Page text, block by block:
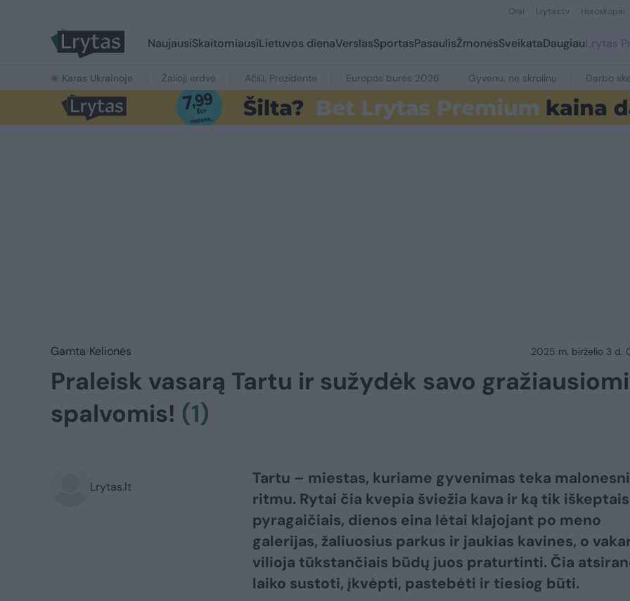
Orai Lrytas.tv Horoskopai
NaujausiSkaitomiausiLietuvos dienaVerslasSportasPasaulisŽmonėsSveikataDaugiauLrytas
Karas Ukrainoje Žalioji erdvė Ačiū, Prezidente Europos burės 2026 Gyvenu, ne skrolinu Darbo
Gamta Kelionės 2025 m. birželio 3 d.
Praleisk vasarą Tartu ir sužydėk savo
spalvomis! (1)
Lrytas.lt
Tartu – miestas, kuriame gyvenimas teka
ritmu. Rytai čia kvepia šviežia kava ir ką tik iškeptais
pyragaičiais, dienos eina lėtai klajojant po meno
galerijas, žaliuosius parkus ir jaukias kavines, o
vilioja tūkstančiais būdų juos praturtinti. Čia
laiko sustoti, įkvėpti, pastebėti ir tiesiog būti.